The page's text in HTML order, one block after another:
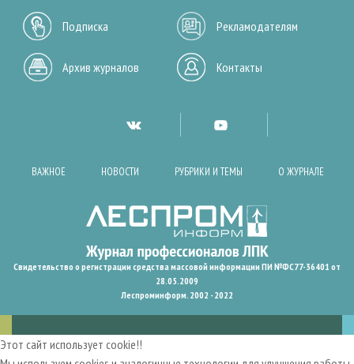
Подписка Рекламодателям
Архив журналов Контакты
ВАЖНОЕ НОВОСТИ РУБРИКИ И ТЕМЫ О ЖУРНАЛЕ
Свидетельство о регистрации средства массовой информации ПИ №ФС77-36401 от
28.05.2009
Леспроминформ. 2002 - 2022
Этот сайт использует cookie!!